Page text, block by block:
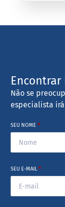
Não se
especialista
SEU NOME*
SEU E-MAIL*